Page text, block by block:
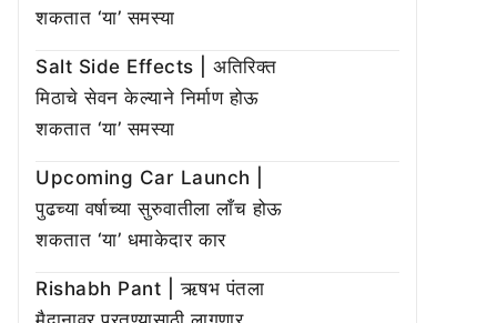
शकतात ‘या’ समस्या
Salt Side Effects | अतिरिक्त
मिठाचे सेवन केल्याने निर्माण होऊ
शकतात ‘या’ समस्या
Upcoming Car Launch |
पुढच्या वर्षाच्या सुरुवातीला लाँच होऊ
शकतात ‘या’ धमाकेदार कार
Rishabh Pant | ऋषभ पंतला